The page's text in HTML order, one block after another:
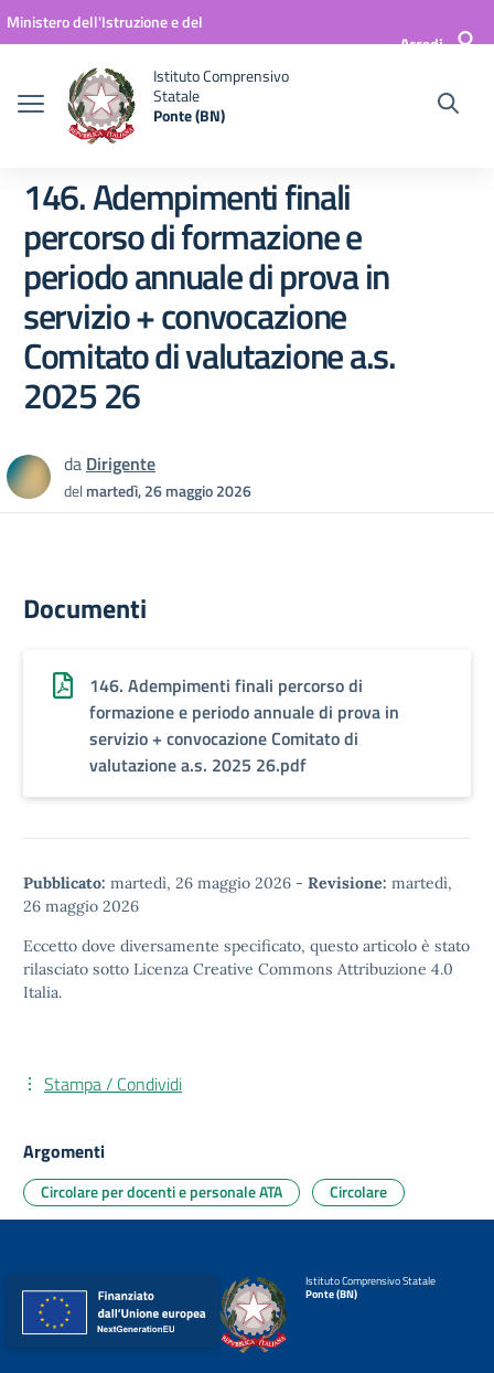
Vai ai contenuti
Vai al menu di navigazione
Vai al footer
Ministero dell'Istruzione e del
Accedi
Istituto Comprensivo
Statale
Ponte (BN)
146. Adempimenti finali
percorso di formazione e
periodo annuale di prova in
servizio + convocazione
Comitato di valutazione a.s.
2025 26
da Dirigente
delmartedì, 26 maggio 2026
Documenti
146. Adempimenti finali percorso di
formazione e periodo annuale di prova in
servizio + convocazione Comitato di
valutazione a.s. 2025 26.pdf
Pubblicato: martedì, 26 maggio 2026 - Revisione: martedì,
26 maggio 2026
Eccetto dove diversamente specificato, questo articolo è stato
rilasciato sotto Licenza Creative Commons Attribuzione 4.0
Italia.
Stampa / Condividi
Argomenti
Circolare per docenti e personale ATA Circolare
Istituto Comprensivo Statale
Ponte (BN)